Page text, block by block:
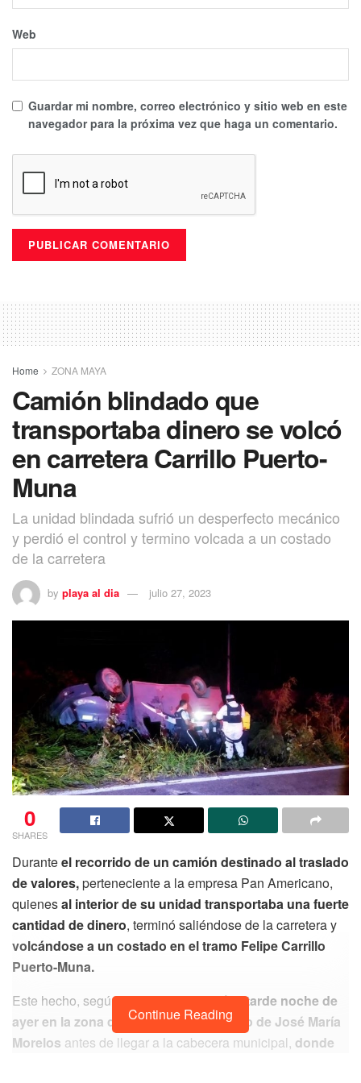
Web
Guardar mi nombre, correo electrónico y sitio web en este
navegador para la próxima vez que haga un comentario.
Home ZONA MAYA
Camión blindado que
transportaba dinero se volcó
en carretera Carrillo Puerto-
Muna
La unidad blindada sufrió un desperfecto mecánico
y perdió el control y termino volcada a un costado
de la carretera
by playa al dia julio 27, 2023
0
SHARES
Duranteel recorrido de un camión destinado al traslado
de valores,perteneciente a la empresa Pan Americano,
quienesal interior de su unidad transportaba una fuerte
cantidad de dinero, terminó saliéndose de la carretera y
volcándose a un costado en el tramo Felipe Carrillo
Puerto-Muna.
Este hecho, según se informóocurrió la tarde noche de
ayer en la zona de curvas del municipio de José María
Morelos antes de llegar a la cabecera municipal, donde
Continue Reading